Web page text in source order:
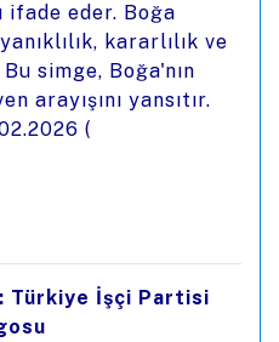
ifade eder. Boğa
kararlılık ve
simge, Boğa'nın
arayışını yansıtır.
(
Türkiye İşçi Partisi